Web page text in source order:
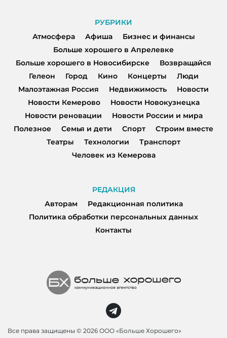
РУБРИКИ
Атмосфера
Афиша
Бизнес и финансы
Больше хорошего в Апрелевке
Больше хорошего в Новосибирске
Возвращайся
Гелеон
Город Кино Концерты
Люди
Малоэтажная Россия
Недвижимость
Новости
Новости Кемерово
Новости Новокузнецка
Новости реновации
Новости России и мира
Полезное
Семья и дети Спорт
Строим вместе
Театры
Технологии
Транспорт
Человек из Кемерова
РЕДАКЦИЯ
Авторам
Редакционная политика
Политика обработки персональных данных
Контакты
Все права защищены © 2026 ООО «Больше Хорошего»